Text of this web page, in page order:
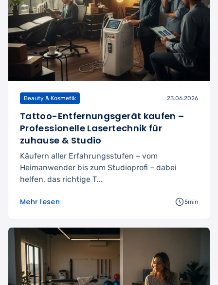
Beauty & Kosmetik 23.06.2026
Tattoo-Entfernungsgerät kaufen –
Professionelle Lasertechnik für
zuhause & Studio
Käufern aller Erfahrungsstufen – vom
Heimanwender bis zum Studioprofi – dabei
helfen, das richtige T...
Mehr lesen 5min